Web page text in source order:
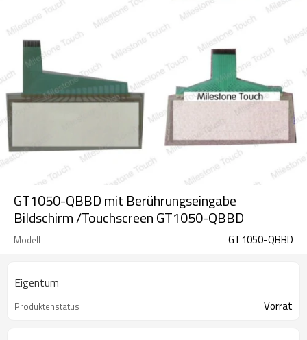
GT1050-QBBD mit Berührungseingabe
Bildschirm /Touchscreen GT1050-QBBD
Modell GT1050-QBBD
Eigentum
Produktenstatus Vorrat